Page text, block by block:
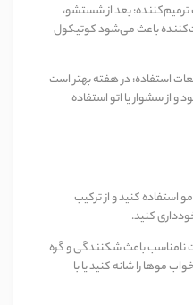
:بعد از شستشو،
باعث می‌شود کوتیکول
استفاده:در هفته بهتر است
و از سشوار یا اتو استفاده
کنید و از ترکیب
کنید.
نامناسب باعث شکنندگی و گره
موها را شانه کنید یا با